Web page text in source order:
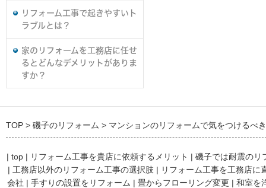
リフォーム工事で起きやすいト
ラブルとは？
家のリフォームを工務店に任せ
るとどんなデメリットがありま
すか？
TOP 磯子のリフォーム マンションのリフォームで気をつけるべ
| top | リフォーム工事を貴店に依頼するメリット | 磯子では耐震のリ
| 工務店以外のリフォーム工事の選択肢 | リフォーム工事を工務店に
会社 | 手すりの設置をリフォーム | 畳からフローリング変更 | 和室を